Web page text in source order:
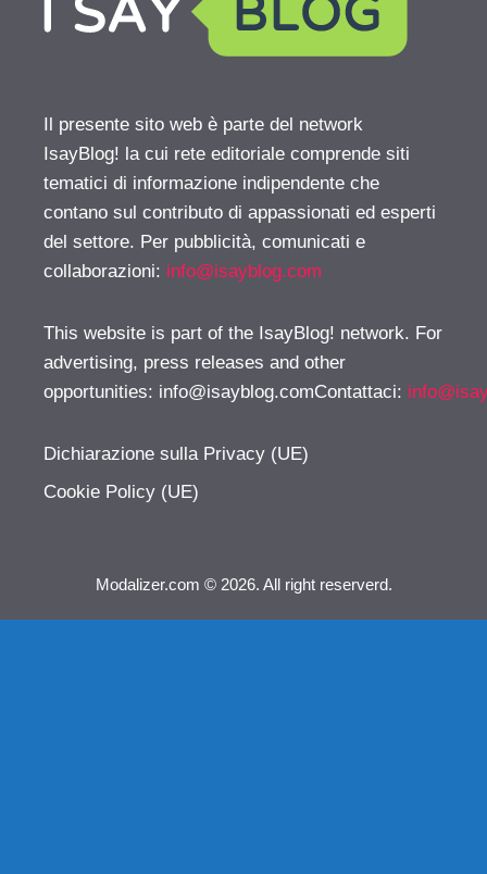
Il presente sito web è parte del network
IsayBlog! la cui rete editoriale comprende siti
tematici di informazione indipendente che
contano sul contributo di appassionati ed esperti
del settore. Per pubblicità, comunicati e
collaborazioni: info@isayblog.com
This website is part of the IsayBlog! network. For
advertising, press releases and other
opportunities: info@isayblog.comContattaci:
Dichiarazione sulla Privacy (UE)
Cookie Policy (UE)
Modalizer.com © 2026. All right reserverd.